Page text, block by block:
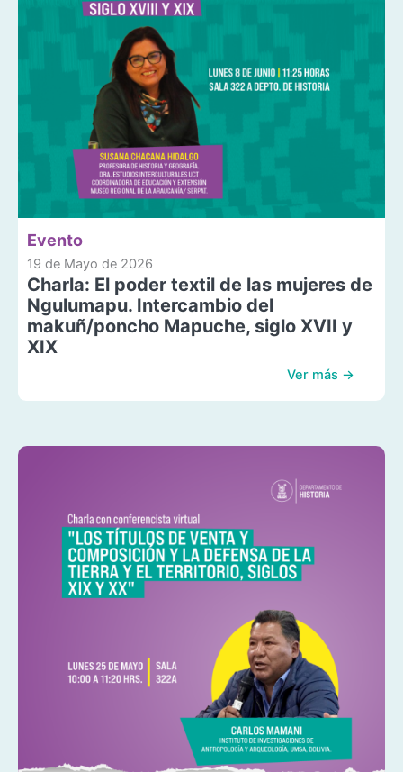
Evento
19 de Mayo de 2026
Charla: El poder textil de las mujeres de
Ngulumapu. Intercambio del
makuñ/poncho Mapuche, siglo XVII y
XIX
Ver más →